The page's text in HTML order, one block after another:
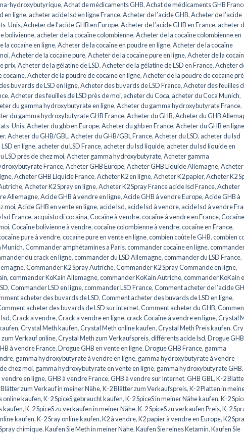
hydroxybutyrique,Achat de médicaments GHB,Achat de médicaments GHB
en ligne, acheter acide lsd en ligne France,Acheter de l’acide GHB,Acheter de l’acide
Unis,Acheter de l’acide GHB en Europe,Acheter de l’acide GHB en France, acheter
bolivienne, acheter de la cocaïne colombienne,Acheter de la cocaïne colombienne en
la cocaïne en ligne,Acheter de la cocaïne en poudre en ligne,Acheter de la cocaïne
,Acheter de la cocaïne pure,Acheter de la cocaïne pure en ligne,Acheter de la
prix,Acheter de la gélatine de LSD,Acheter de la gélatine de LSD en France,Acheter
cocaïne,Acheter de la poudre de cocaïne en ligne,Acheter de la poudre de cocaïne
buvards de LSD en ligne,Acheter des buvards de LSD France,Acheter des feuilles
,Acheter des feuilles de LSD près de moi, acheter du Coca, acheter du Coca Munich,
du gamma hydroxybutyrate en ligne,Acheter du gamma hydroxybutyrate France,
du gamma hydroxybutyrate GHB France,Acheter du GHB,Acheter du GHB
Unis,Acheter du ghb en Europe,Acheter du ghb en France,Acheter du GHB en ligne
,Acheter du GHB/GBL ,Acheter du GHB/GBL France,Acheter du LSD, acheter du lsd
en ligne, acheter du LSD France, acheter du lsd liquide, acheter du lsd liquide en
LSD près de chez moi,Acheter gamma hydroxybutyrate,Acheter gamma
France,Acheter GHB Europe,Acheter GHB Liquide Allemagne,Acheter
,Acheter GHB Liquide France,Acheter K2 en ligne,Acheter K2 papier,Acheter K2
,Acheter K2 Spray en ligne,Acheter K2 Spray France acide lsd France,Acheter
Allemagne,Acide GHB à vendre en ligne,Acide GHB à vendre Europe,Acide GHB à
moi,Acide GHB en vente en ligne, acide lsd, acide lsd à vendre, acide lsd à vendre
lsd France, acquisto di cocaina,Cocaïne à vendre,cocaïne à vendre en France,
,Cocaïne bolivienne à vendre,cocaïne colombienne à vendre,cocaïne en France,
pure à vendre,cocaïne pure en vente en ligne,combien coûte le GHB,combien
Munich,Commander amphétamines a Paris,commander cocaïne en ligne,
du crack en ligne,commander du LSD Allemagne,commander du LSD France,
,Commander K2 Spray Autriche,Commander K2 Spray Commande en ligne,
,commander KoKain Allemagne,commander KoKain Autriche,commander KoKain
,Commander LSD en ligne,commander LSD France,Comment acheter de l’acide
acheter des buvards de LSD,Comment acheter des buvards de LSD en ligne,
acheter des buvards de LSD sur internet,Comment acheter du GHB,
,Crack a vendre,Crack a vendre en ligne,crack Cocaïne à vendre en ligne,Crystal
,Crystal Meth kaufen,Crystal Meth online kaufen,Crystal Meth Preis kaufen,
Verkauf online,Crystal Meth zum Verkaufspreis,différents acide lsd,Drogue GHB
à vendre France,Drogue GHB en vente en ligne,Drogue GHB France, gamma
, gamma hydroxybutyrate à vendre en ligne, gamma hydroxybutyrate à vendre
chez moi, gamma hydroxybutyrate en vente en ligne, gamma hydroxybutyrate GHB,
vendre en ligne,GHB à vendre France,GHB à vendre sur Internet,GHB GBL ,K-2
zum Verkauf in meiner Nähe,K-2 Blätter zum Verkaufspreis,K-2 Platten in
online kaufen,K-2 SpiceS gebraucht kaufen,K-2 SpiceS in meiner Nähe kaufen,K-2
kaufen,K-2 SpiceS zu verkaufen in meiner Nähe,K-2 SpiceS zu verkaufen Preis,K-2
kaufen,K-2 Sray online kaufen,K2 à vendre,K2 papier à vendre en Europe,K2
chimique,Kaufen Sie Meth in meiner Nähe,Kaufen Sie reines Ketamin,Kaufen Sie